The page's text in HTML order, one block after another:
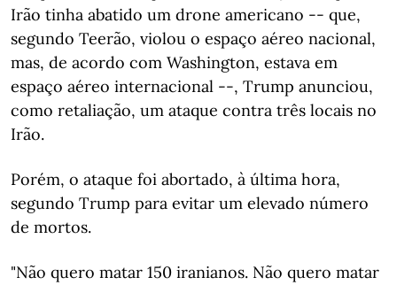
Irão tinha abatido um drone americano -- que,
segundo Teerão, violou o espaço aéreo nacional,
mas, de acordo com Washington, estava em
espaço aéreo internacional --, Trump anunciou,
como retaliação, um ataque contra três locais no
Irão.
Porém, o ataque foi abortado, à última hora,
segundo Trump para evitar um elevado número
de mortos.
"Não quero matar 150 iranianos. Não quero matar